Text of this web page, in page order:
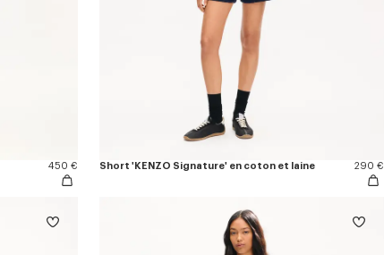
450 € Short 'KENZO Signature' en coton et laine 290 €